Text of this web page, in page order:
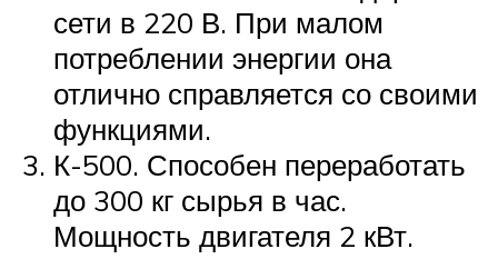
сети в 220 В. При малом
потреблении энергии она
отлично справляется со своими
функциями.
К-500. Способен переработать
до 300 кг сырья в час.
Мощность двигателя 2 кВт.